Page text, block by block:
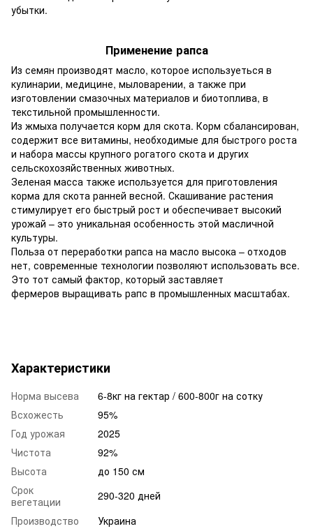
убытки.
Применение рапса
Из семян производят масло, которое используеться в
кулинарии, медицине, мыловарении, а также при
изготовлении смазочных материалов и биотоплива, в
текстильной промышленности.
Из жмыха получается корм для скота. Корм сбалансирован,
содержит все витамины, необходимые для быстрого роста
и набора массы крупного рогатого скота и других
сельскохозяйственных животных.
Зеленая масса также используется для приготовления
корма для скота ранней весной. Скашивание растения
стимулирует его быстрый рост и обеспечивает высокий
урожай – это уникальная особенность этой масличной
культуры.
Польза от переработки рапса на масло высока – отходов
нет, современные технологии позволяют использовать все.
Это тот самый фактор, который заставляет
фермеров выращивать рапс в промышленных масштабах.
Характеристики
Норма высева
6-8кг на гектар / 600-800г на сотку
Всхожесть
95%
Год урожая
2025
Чистота
92%
Высота
до 150 см
Срок
вегетации
290-320 дней
Производство
Украина